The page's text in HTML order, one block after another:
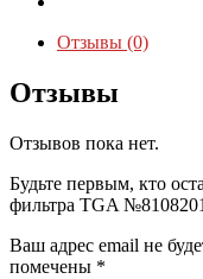
Отзывы (0)
Отзывы
Отзывов пока нет.
Будьте первым, кто
фильтра TGA
Ваш адрес email не
помечены *